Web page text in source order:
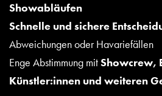
Showabläufen
Schnelle und sichere
Abweichungen oder Havariefällen
Enge Abstimmung mitShowcrew,
Künstler:innen und weiteren